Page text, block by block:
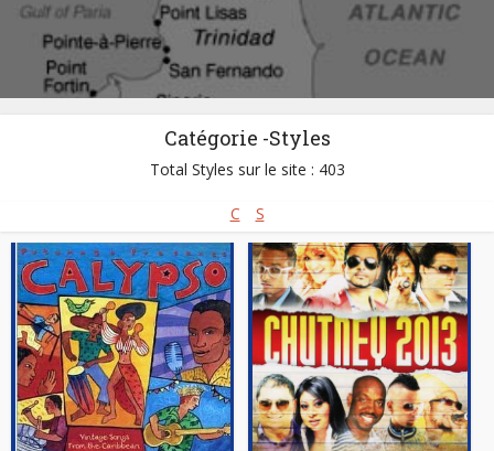
Catégorie -Styles
Total Styles sur le site : 403
C S